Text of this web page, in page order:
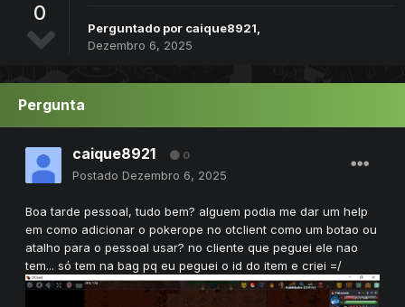
0
Perguntado por caique8921,
Dezembro 6, 2025
Pergunta
caique8921 0
Postado Dezembro 6, 2025
Boa tarde pessoal, tudo bem? alguem podia me dar um help
em como adicionar o pokerope no otclient como um botao ou
atalho para o pessoal usar? no cliente que peguei ele nao
tem... só tem na bag pq eu peguei o id do item e criei =/